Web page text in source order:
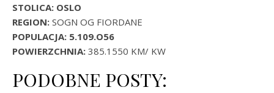
STOLICA: OSLO
REGION: SOGN OG FIORDANE
POPULACJA: 5.109.O56
POWIERZCHNIA: 385.1550 KM/ KW
PODOBNE POSTY: